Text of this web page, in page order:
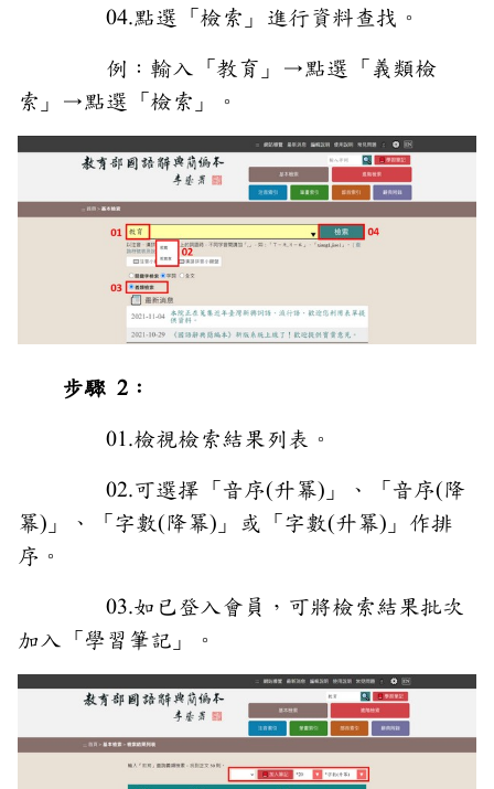
04.點選「檢索」進行資料查找。
例：輸入「教育」→點選「義類檢
索」→點選「檢索」。
步驟 2：
01.檢視檢索結果列表。
02.可選擇「音序(升冪)」、「音序(降
冪)」、「字數(降冪)」或「字數(升冪)」作排
序。
03.如已登入會員，可將檢索結果批次
加入「學習筆記」。